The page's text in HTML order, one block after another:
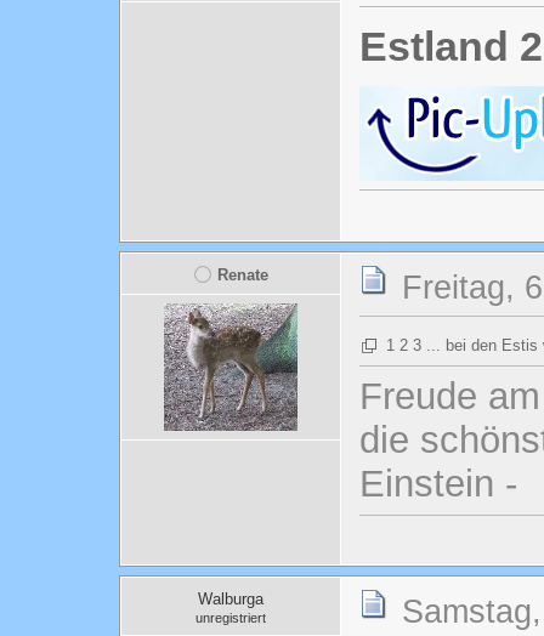
Estland 2
Renate Freitag,
1 2 3 ... bei den Estis
Freude
die
Einstein -
Walburga
unregistriert